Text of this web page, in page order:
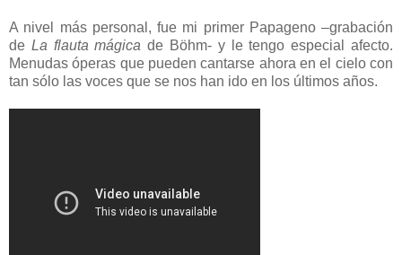
A nivel más personal, fue mi primer Papageno –grabación
de La flauta mágicade Böhm- y le tengo especial afecto.
Menudas óperas que pueden cantarse ahora en el cielo con
tan sólo las voces que se nos han ido en los últimos años.